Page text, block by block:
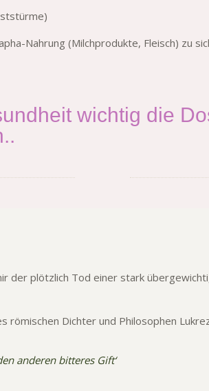
Nahrung (Milchprodukte, Fleisch) zu
wichtig die
der plötzlich Tod einer stark
römischen Dichter und Philosophen
anderen bitteres Gift‘